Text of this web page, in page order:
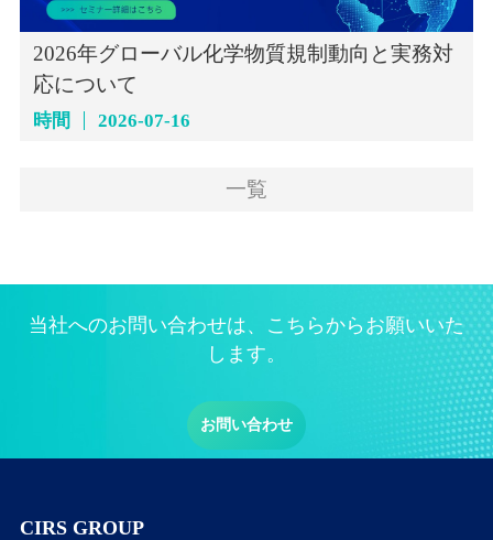
2026年グローバル化学物質規制動向と実務対
応について
時間 2026-07-16
一覧
当社へのお問い合わせは、こちらからお願いいた
します。
お問い合わせ
CIRS GROUP